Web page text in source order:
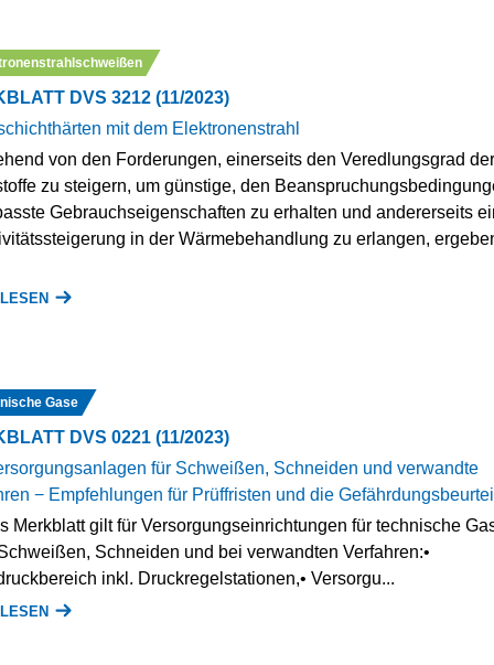
DVS 3212 (11/2023)
mit dem Elektronenstrahl
von den Forderungen, einerseits den Veredlungsgrad der
zu steigern, um günstige, den
Gebrauchseigenschaften zu erhalten und andererseits
in der Wärmebehandlung zu erlangen,
Gase
DVS 0221 (11/2023)
für Schweißen, Schneiden und verwandte
− Empfehlungen für Prüffristen und die
Merkblatt gilt für Versorgungseinrichtungen für technische
Schneiden und bei verwandten Verfahren:•
inkl. Druckregelstationen,• Versorgu...